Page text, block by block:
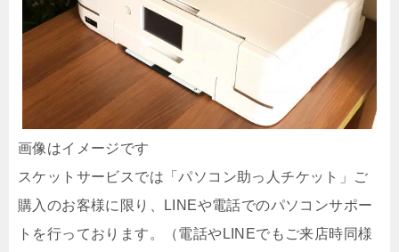
画像はイメージです
スケットサービスでは「パソコン助っ人チケット」ご
購入のお客様に限り、LINEや電話でのパソコンサポー
トを行っております。（電話やLINEでもご来店時同様